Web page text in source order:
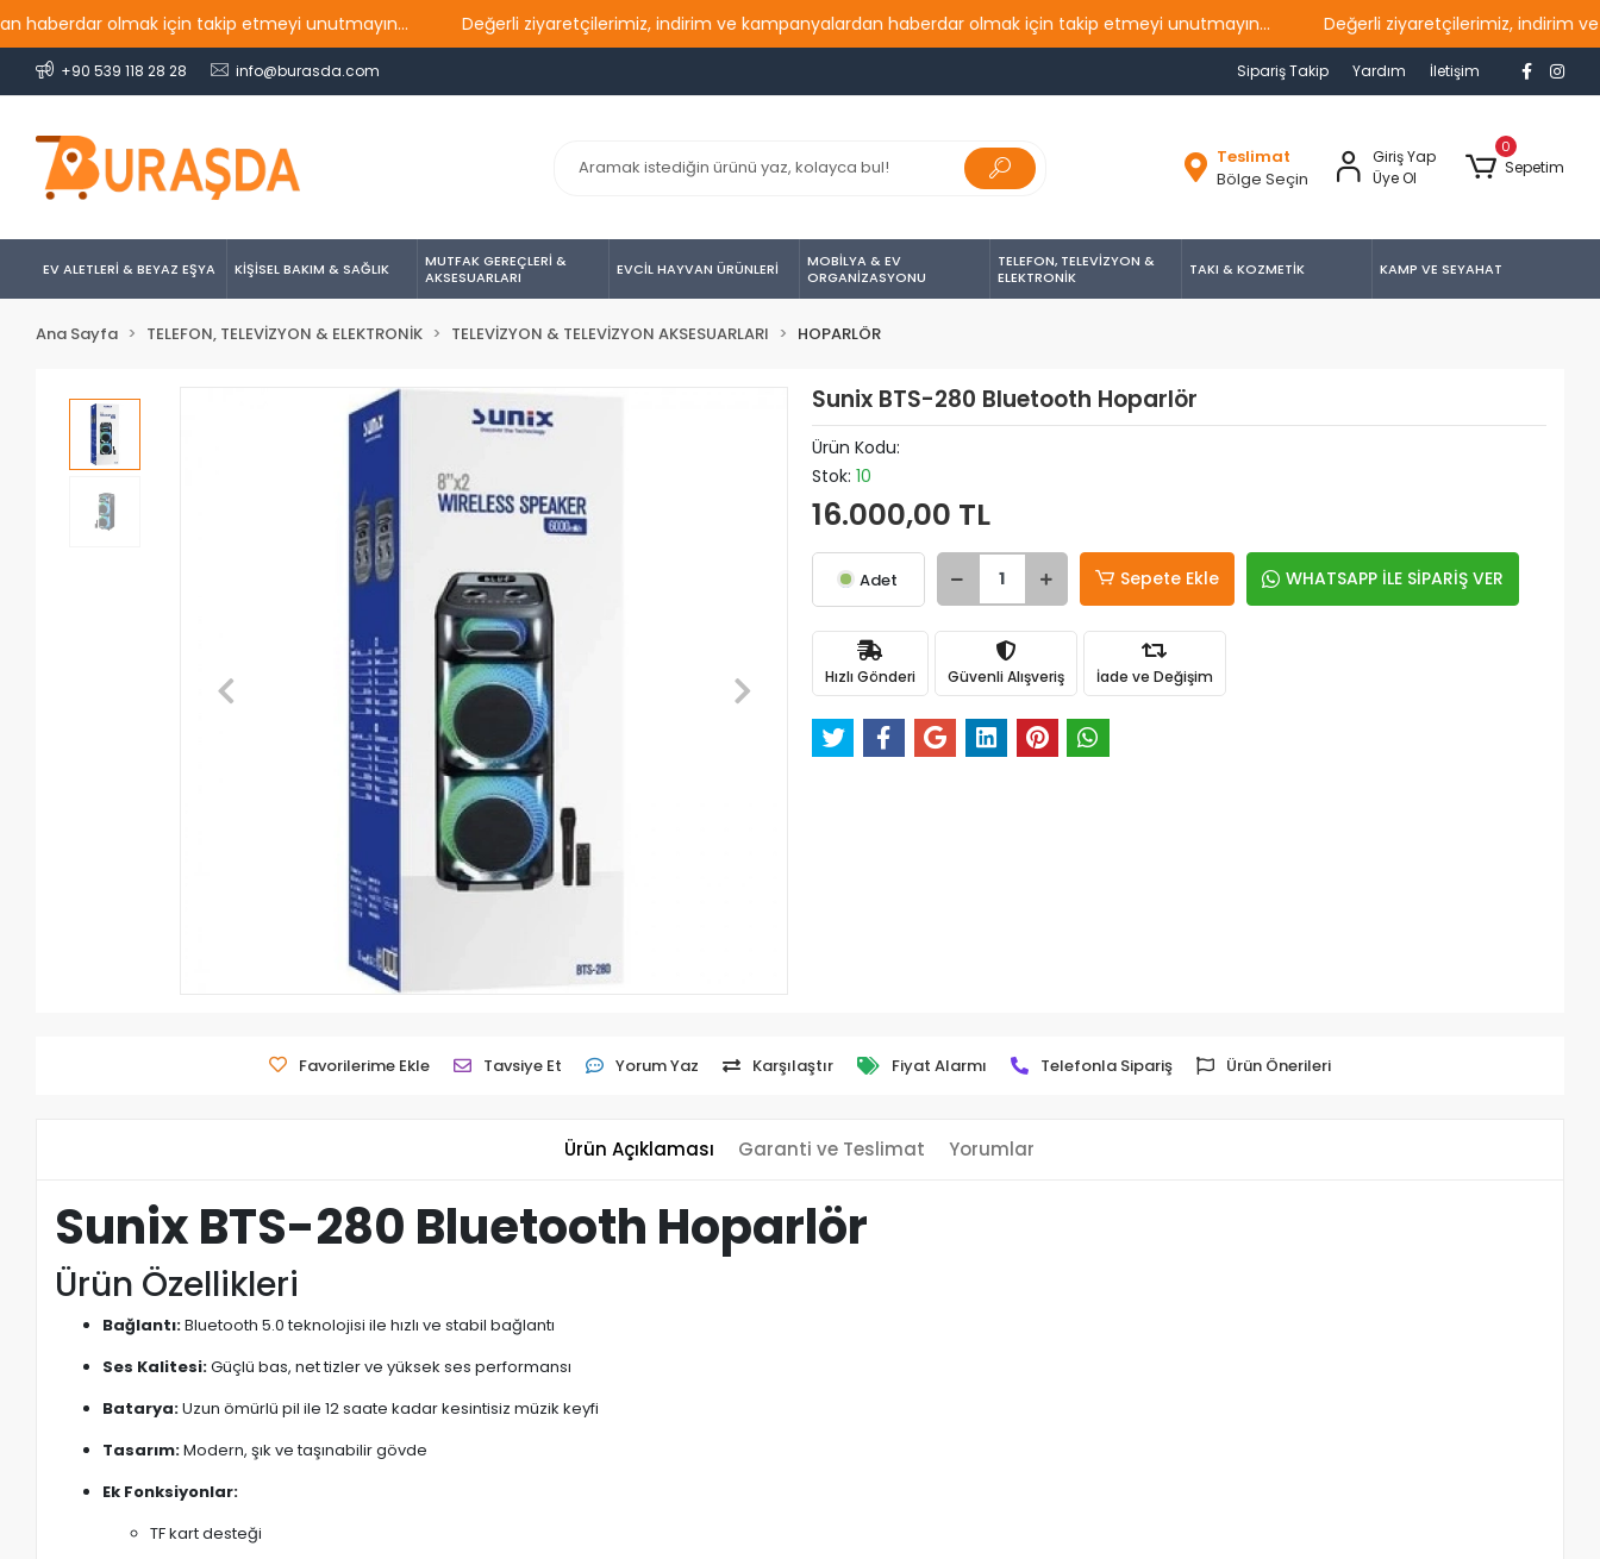
olmak için takip etmeyi unutmayın... Değerli ziyaretçilerimiz, indirim ve kampanyalardan haberdar olmak için takip etmeyi unutmayın... Değerli ziyaretçilerimiz, indirim ve
+90 539 118 28 28 info@burasda.com Sipariş Takip Yardım İletişim
Teslimat
Bölge Seçin
Giriş Yap
Üye Ol
0
Sepetim
EV ALETLERİ & BEYAZ EŞYA KİŞİSEL BAKIM & SAĞLIK
MUTFAK GEREÇLERİ &
AKSESUARLARI
EVCİL HAYVAN ÜRÜNLERİ
MOBİLYA & EV
ORGANİZASYONU
TELEFON, TELEVİZYON &
ELEKTRONİK
TAKI & KOZMETİK KAMP VE SEYAHAT
Ana Sayfa TELEFON, TELEVİZYON & ELEKTRONİK TELEVİZYON & TELEVİZYON AKSESUARLARI HOPARLÖR
Sunix BTS-280 Bluetooth Hoparlör
Ürün Kodu:
Stok: 10
16.000,00 TL
Adet Sepete Ekle WHATSAPP İLE SİPARİŞ VER
Hızlı Gönderi Güvenli Alışveriş İade ve Değişim
Favorilerime Ekle Tavsiye Et Yorum Yaz Karşılaştır Fiyat Alarmı Telefonla Sipariş Ürün Önerileri
Ürün Açıklaması Garanti ve Teslimat Yorumlar
Sunix BTS-280 Bluetooth Hoparlör
Ürün Özellikleri
Bağlantı:Bluetooth 5.0 teknolojisi ile hızlı ve stabil bağlantı
Ses Kalitesi:Güçlü bas, net tizler ve yüksek ses performansı
Batarya:Uzun ömürlü pil ile 12 saate kadar kesintisiz müzik keyfi
Tasarım:Modern, şık ve taşınabilir gövde
Ek Fonksiyonlar:
TF kart desteği